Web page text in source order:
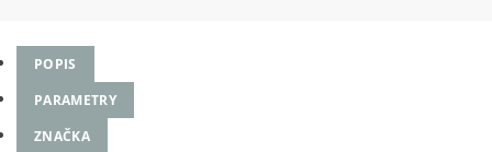
POPIS
PARAMETRY
ZNAČKA